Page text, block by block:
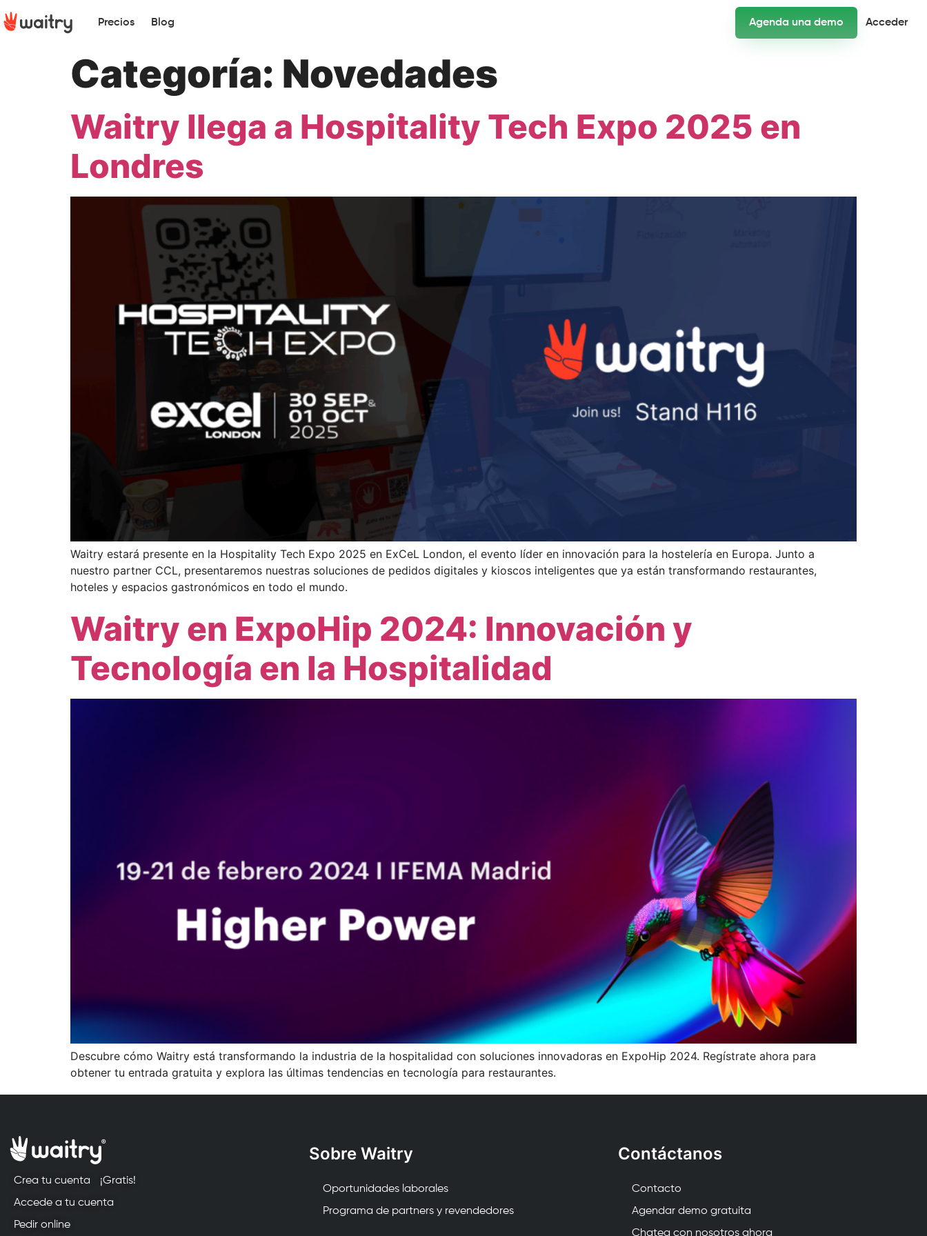
Precios Blog Agenda una demo Acceder
Categoría: Novedades
Waitry llega a Hospitality Tech Expo 2025 en
Londres
Waitry estará presente en la Hospitality Tech Expo 2025 en ExCeL London, el evento líder en innovación para la hostelería en Europa. Junto a
nuestro partner CCL, presentaremos nuestras soluciones de pedidos digitales y kioscos inteligentes que ya están transformando restaurantes,
hoteles y espacios gastronómicos en todo el mundo.
Waitry en ExpoHip 2024: Innovación y
Tecnología en la Hospitalidad
Descubre cómo Waitry está transformando la industria de la hospitalidad con soluciones innovadoras en ExpoHip 2024. Regístrate ahora para
obtener tu entrada gratuita y explora las últimas tendencias en tecnología para restaurantes.
Crea tu cuenta
¡Gratis!
Accede a tu cuenta
Pedir online
Sobre Waitry
Oportunidades laborales
Programa de partners y revendedores
Contáctanos
Contacto
Agendar demo gratuita
Chatea con nosotros ahora